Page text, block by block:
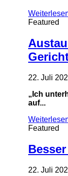
Featured
22. Juli
„Ich
auf...
Featured
22. Juli